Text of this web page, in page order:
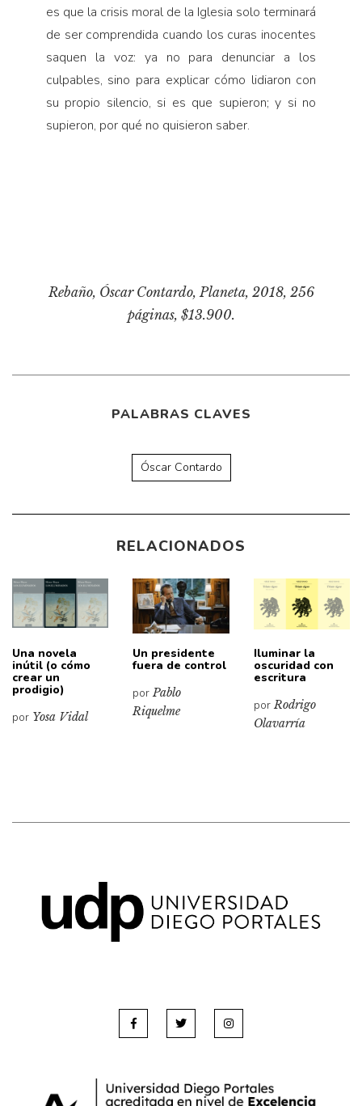
es que la crisis moral de la Iglesia solo terminará
de ser comprendida cuando los curas inocentes
saquen la voz: ya no para denunciar a los
culpables, sino para explicar cómo lidiaron con
su propio silencio, si es que supieron; y si no
supieron, por qué no quisieron saber.
Rebaño, Óscar Contardo, Planeta, 2018, 256
páginas, $13.900.
PALABRAS CLAVES
Óscar Contardo
RELACIONADOS
Una novela
inútil (o cómo
crear un
prodigio)
por Yosa Vidal
Un presidente
fuera de control
porPablo
Riquelme
Iluminar la
oscuridad con
escritura
porRodrigo
Olavarría